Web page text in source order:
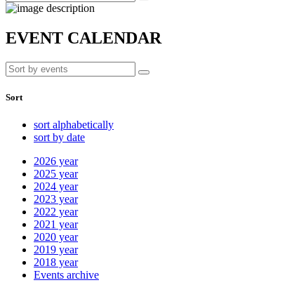
EVENT CALENDAR
Sort
sort alphabetically
sort by date
2026 year
2025 year
2024 year
2023 year
2022 year
2021 year
2020 year
2019 year
2018 year
Events archive